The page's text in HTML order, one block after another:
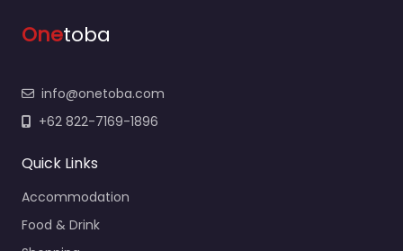
Onetoba
info@onetoba.com
+62 822-7169-1896
Quick Links
Accommodation
Food & Drink